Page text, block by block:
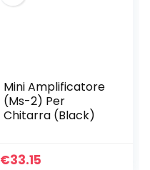
Mini Amplificatore
(Ms-2) Per
Chitarra (Black)
€33.15